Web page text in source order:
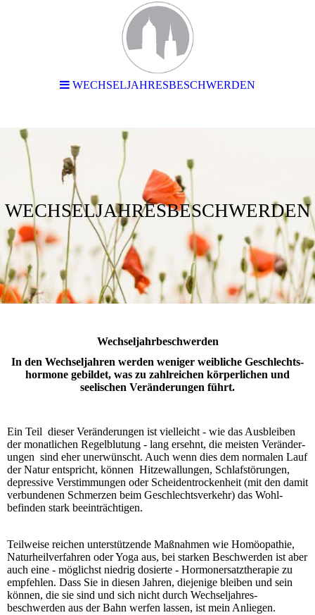
WECHSELJAHRESBESCHWERDEN
Wechsel­jahr­beschwerden
In den Wechseljahren werden weniger weibliche Geschlechts­
hormone ge­bildet, was zu zahl­reichen körper­lichen und
seelischen Veränderungen führt.
Ein Teil dieser Veränderungen ist vielleicht - wie das Aus­bleiben
der monat­­lichen Regel­blutung - lang ersehnt, die meisten Ver­änder­
ungen sind eher un­er­wünscht. Auch wenn dies dem nor­malen Lauf
der Natur ent­spricht, können Hitze­wallungen, Schlaf­störungen,
depressive Ver­stim­mun­gen oder Scheiden­trocken­heit (mit den damit
ver­bundenen Schmerzen beim Geschlechts­verkehr) das Wohl­
befinden stark be­einträchtigen.
Teilweise reichen unter­stützende Maß­nahmen wie Homö­opathie,
Natur­heil­ver­fahren oder Yoga aus, bei starken Be­schwerden ist aber
auch eine - mög­lichst niedrig dosierte - Hormon­ersatz­therapie zu
em­pfehlen. Dass Sie in diesen Jahren, diejenige bleiben und sein
können, die sie sind und sich nicht durch Wechsel­jahres­
beschwerden aus der Bahn werfen lassen, ist mein Anliegen.
WECHSELJAHRESBESCHWERDEN